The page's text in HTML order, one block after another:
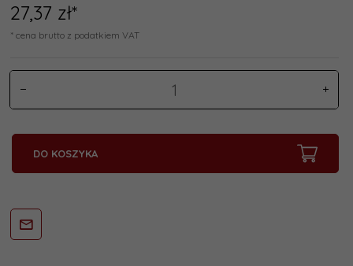
27,37 zł*
* cena brutto z podatkiem VAT
DO KOSZYKA